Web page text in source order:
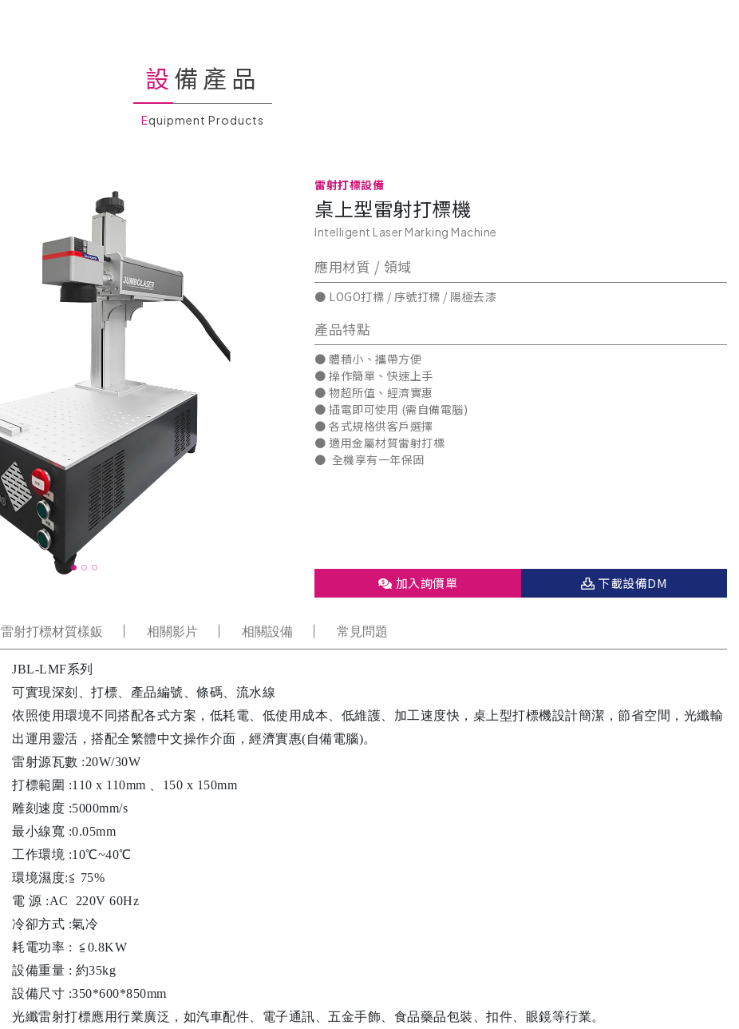
設備產品
Equipment Products
雷射打標設備
桌上型雷射打標機
Intelligent Laser Marking Machine
應用材質 / 領域
● LOGO打標 / 序號打標 / 陽極去漆
產品特點
● 體積小、攜帶方便
● 操作簡單、快速上手
● 物超所值、經濟實惠
● 插電即可使用 (需自備電腦)
● 各式規格供客戶選擇
● 適用金屬材質雷射打標
● ​​​​​​​ 全機享有一年保固
加入詢價單 下載設備DM
雷射打標材質樣鈑 相關影片 相關設備 常見問題
JBL-LMF系列
可實現深刻、打標、產品編號、條碼、流水線
依照使用環境不同搭配各式方案，低耗電、低使用成本、低維護、加工速度快，桌上型打標機設計簡潔，節省空間，光纖輸
出運用靈活，搭配全繁體中文操作介面，經濟實惠(自備電腦)。
雷射源瓦數 :20W/30W
打標範圍 :110 x 110mm 、150 x 150mm
雕刻速度 :5000mm/s
最小線寬 :0.05mm
工作環境 :10℃~40℃
環境濕度:≦ 75%
電 源 :AC 220V 60Hz
冷卻方式 :氣冷
耗電功率 : ≦0.8KW
設備重量 : 約35kg
設備尺寸 :350*600*850mm
光纖雷射打標應用行業廣泛，如汽車配件、電子通訊、五金手飾、食品藥品包裝、扣件、眼鏡等行業。